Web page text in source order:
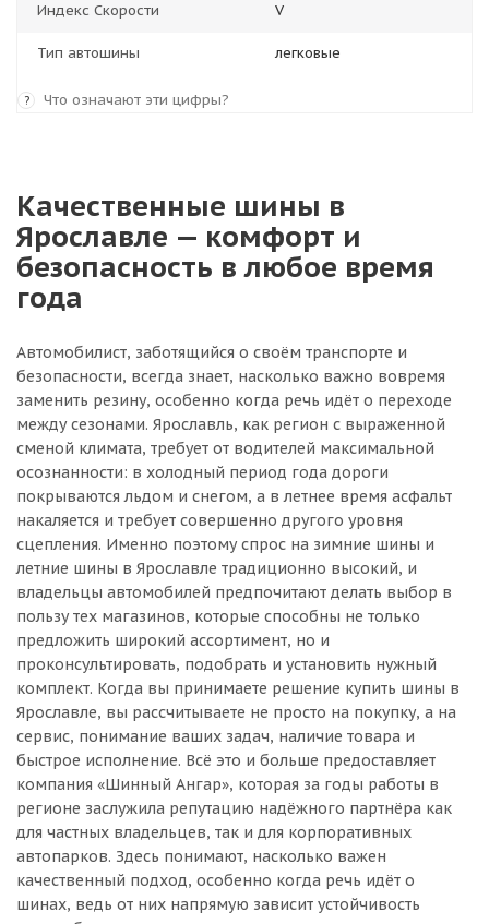
Индекс Скорости V
Тип автошины легковые
? Что означают эти цифры?
Качественные шины в
Ярославле — комфорт и
безопасность в любое время
года
Автомобилист, заботящийся о своём транспорте и
безопасности, всегда знает, насколько важно вовремя
заменить резину, особенно когда речь идёт о переходе
между сезонами. Ярославль, как регион с выраженной
сменой климата, требует от водителей максимальной
осознанности: в холодный период года дороги
покрываются льдом и снегом, а в летнее время асфальт
накаляется и требует совершенно другого уровня
сцепления. Именно поэтому спрос на зимние шины и
летние шины в Ярославле традиционно высокий, и
владельцы автомобилей предпочитают делать выбор в
пользу тех магазинов, которые способны не только
предложить широкий ассортимент, но и
проконсультировать, подобрать и установить нужный
комплект. Когда вы принимаете решение купить шины в
Ярославле, вы рассчитываете не просто на покупку, а на
сервис, понимание ваших задач, наличие товара и
быстрое исполнение. Всё это и больше предоставляет
компания «Шинный Ангар», которая за годы работы в
регионе заслужила репутацию надёжного партнёра как
для частных владельцев, так и для корпоративных
автопарков. Здесь понимают, насколько важен
качественный подход, особенно когда речь идёт о
шинах, ведь от них напрямую зависит устойчивость